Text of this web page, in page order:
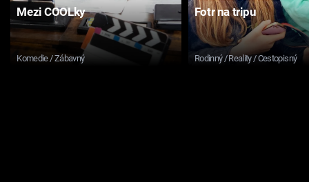
Mezi COOLky
Komedie / Zábavný
Fotr na tripu
Rodinný / Reality / Cestopisný